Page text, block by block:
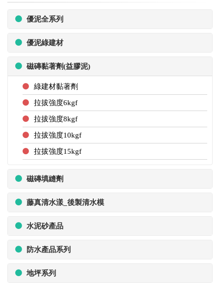
優泥全系列
優泥綠建材
磁磚黏著劑(益膠泥)
綠建材黏著劑
拉拔強度6kgf
拉拔強度8kgf
拉拔強度10kgf
拉拔強度15kgf
磁磚填縫劑
藤真清水漾_後製清水模
水泥砂產品
防水產品系列
地坪系列